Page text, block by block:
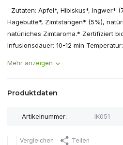
Zutaten: Apfel*, Hibiskus*, Ingwer*
Hagebutte*, Zimtstangen* (5%),
natürliches Zimtaroma.* Zertifiziert
Infusionsdauer: 10-12 min Temperatur:
Mehr anzeigen
Produktdaten
Artikelnummer: IK051
Vergleichen Teilen